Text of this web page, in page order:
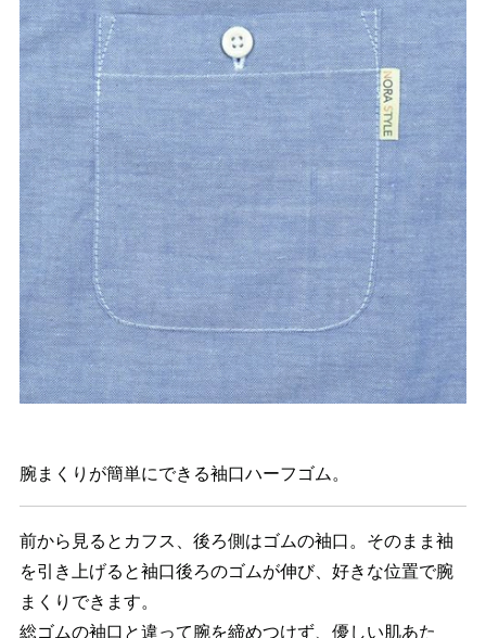
腕まくりが簡単にできる袖口ハーフゴム。
前から見るとカフス、後ろ側はゴムの袖口。そのまま袖
を引き上げると袖口後ろのゴムが伸び、好きな位置で腕
まくりできます。
総ゴムの袖口と違って腕を締めつけず、優しい肌あた